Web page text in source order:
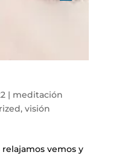
| meditación
, visión
relajamos vemos y